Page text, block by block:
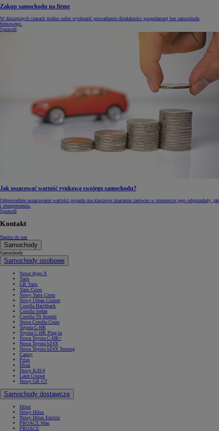
Zakup samochodu na firmę
W dzisiejszych czasach trudno sobie wyobrazić prowadzenie działalności gospodarczej bez samochodu
firmowego.
Sprawdź
Jak oszacować wartość rynkową swojego samochodu?
Odpowiednie oszacowanie wartości pojazdu ma kluczowe znaczenie zarówno w momencie jego odsprzedaży, jak
i ubezpieczenia.
Sprawdź
Kontakt
Napisz do nas
Samochody
Samochody
Samochody osobowe
Nowe Aygo X
Yaris
GR Yaris
Yaris Cross
Nowy Yaris Cross
Nowy Urban Cruiser
Corolla Hatchback
Corolla Sedan
Corolla TS Kombi
Nowa Corolla Cross
Toyota C-HR
Toyota C-HR Plug-in
Nowa Toyota C-HR+
Nowa Toyota bZ4X
Nowa Toyota bZ4X Touring
Camry
Prius
Mirai
Nowy RAV4
Land Cruiser
Nowy GR GT
Samochody dostawcze
Hilux
Nowy Hilux
Nowy Hilux Electric
PROACE Max
PROACE